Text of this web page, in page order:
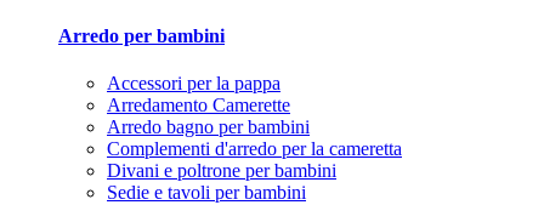
Arredo per bambini
Accessori per la pappa
Arredamento Camerette
Arredo bagno per bambini
Complementi d'arredo per la cameretta
Divani e poltrone per bambini
Sedie e tavoli per bambini